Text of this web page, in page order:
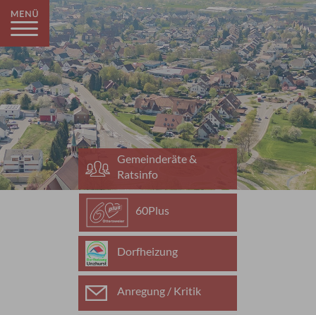
Gemeinderäte &
Ratsinfo
60Plus
Dorfheizung
Anregung / Kritik